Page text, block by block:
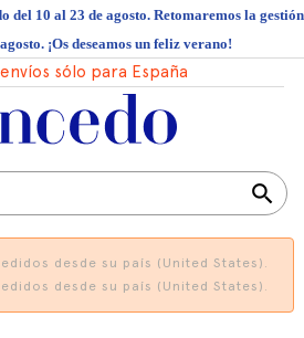
del 10 al 23 de agosto. Retomaremos la gestión
¡Os deseamos un feliz verano!
sólo para España
search
desde su país (United States).
desde su país (United States).